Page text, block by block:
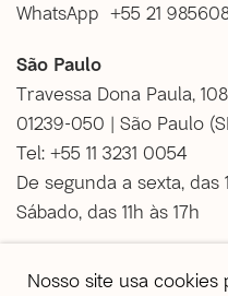
WhatsApp +55 21
São Paulo
Travessa Dona Paula,
01239-050 | São Paulo
Tel: +55 11 3231 0054
De segunda a sexta, das
Sábado, das 11h às 17h
Vendas
Nosso site usa